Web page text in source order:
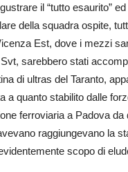
il “tutto esaurito”
della squadra ospite,
Est, dove i mezzi
sarebbero stati
di ultras del Taranto,
a quanto stabilito dalle
ferroviaria a Padova
raggiungevano la
scopo di